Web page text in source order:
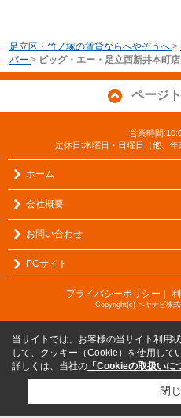
足立区・竹ノ塚の賃貸ならへやぞうへ >
パー > ビッグ・エー・足立西新井本町店
ページ
営業時間
定休日:水曜日・日曜日（他、年
ホーム
会社概要
お問い合わせ
PCサイト
プライバシーポリシー
Copyright(c) ヘヤナビ株
当サイトでは、お客様の当サイト利用
して、クッキー（Cookie）を使用して
詳しくは、当社の 「Cookieの取扱いに
閉